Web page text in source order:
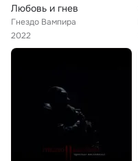
Любовь и гнев
Гнездо Вампира
2022